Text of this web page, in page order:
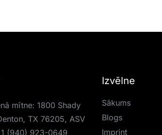
mītne: 1800 Shady
TX 76205, ASV
(940) 923-0649
Izvēlne
Sākums
Blogs
Imprint